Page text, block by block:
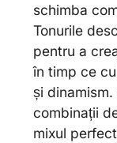
schimba
Tonurile
pentru a
în timp ce
și
combinații
mixul